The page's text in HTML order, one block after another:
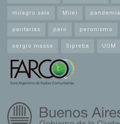
milagro sala Milei pandemia
paritarias paro peronismo
sergio massa Sipreba UOM